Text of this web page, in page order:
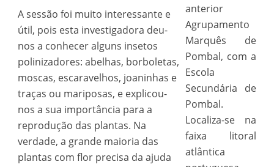
A sessão foi muito interessante e
útil, pois esta investigadora deu-
nos a conhecer alguns insetos
polinizadores: abelhas, borboletas,
moscas, escaravelhos, joaninhas e
traças ou mariposas, e explicou-
nos a sua importância para a
reprodução das plantas. Na
verdade, a grande maioria das
plantas com flor precisa da ajuda
anterior
Agrupamento
Marquês de
Pombal, com a
Escola
Secundária de
Pombal.
Localiza-se na
faixa litoral
atlântica